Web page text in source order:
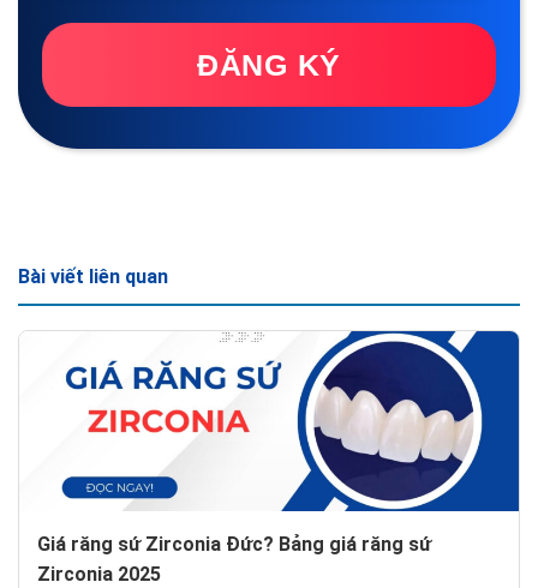
ĐĂNG KÝ
Bài viết liên quan
Giá răng sứ Zirconia Đức? Bảng giá răng sứ
Zirconia 2025